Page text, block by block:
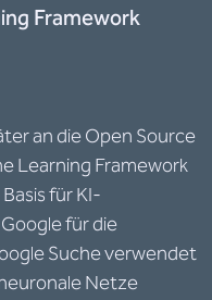
Framework
an die Open Source
Learning Framework
für KI-
für die
Suche verwendet
Netze